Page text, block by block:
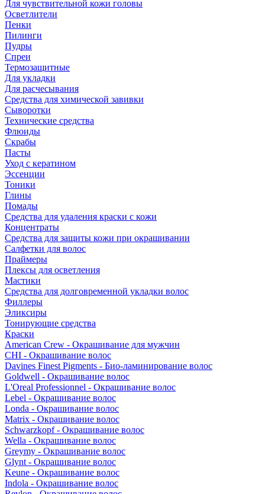
Для чувствительной кожи головы
Осветлители
Пенки
Пилинги
Пудры
Спреи
Термозащитные
Для укладки
Для расчесывания
Средства для химической завивки
Сыворотки
Технические средства
Флюиды
Скрабы
Пасты
Уход с кератином
Эссенции
Тоники
Глины
Помады
Средства для удаления краски с кожи
Концентраты
Средства для защиты кожи при окрашивании
Салфетки для волос
Праймеры
Плексы для осветления
Мастики
Средства для долговременной укладки волос
Филлеры
Эликсиры
Тонирующие средства
Краски
American Crew - Окрашивание для мужчин
CHI - Окрашивание волос
Davines Finest Pigments - Био-ламинирование волос
Goldwell - Окрашивание волос
L'Oreal Professionnel - Окрашивание волос
Lebel - Окрашивание волос
Londa - Окрашивание волос
Matrix - Окрашивание волос
Schwarzkopf - Окрашивание волос
Wella - Окрашивание волос
Greymy - Окрашивание волос
Glynt - Окрашивание волос
Keune - Окрашивание волос
Indola - Окрашивание волос